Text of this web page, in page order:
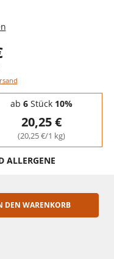
ab 6Stück 10%
20,25 €
(20,25 €/1 kg)
ALLERGENE
DEN WARENKORB